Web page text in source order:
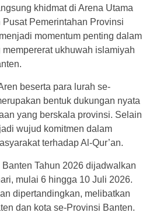
khidmat di Arena Utama
Pemerintahan Provinsi
momentum penting dalam
ukhuwah islamiyah
beserta para lurah se-
bentuk dukungan nyata
yang berskala provinsi. Selain
wujud komitmen dalam
terhadap Al-Qur’an.
Tahun 2026 dijadwalkan
mulai 6 hingga 10 Juli 2026.
dipertandingkan, melibatkan
dan kota se-Provinsi Banten.